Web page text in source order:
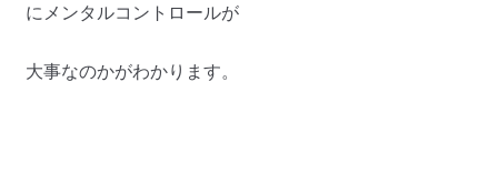
にメンタルコントロールが
大事なのかがわかります。